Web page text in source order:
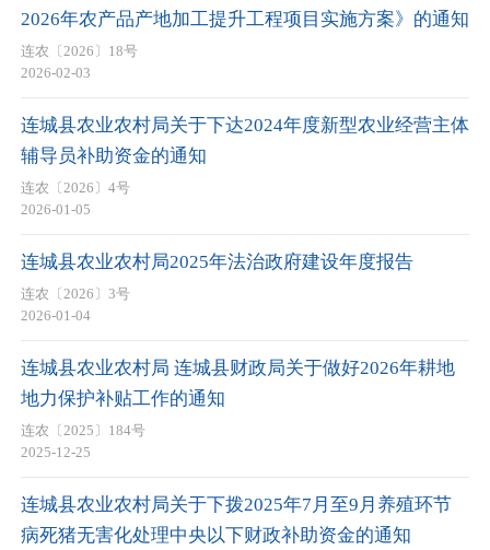
2026年农产品产地加工提升工程项目实施方案》的通知
连农〔2026〕18号
2026-02-03
连城县农业农村局关于下达2024年度新型农业经营主体
辅导员补助资金的通知
连农〔2026〕4号
2026-01-05
连城县农业农村局2025年法治政府建设年度报告
连农〔2026〕3号
2026-01-04
连城县农业农村局 连城县财政局关于做好2026年耕地
地力保护补贴工作的通知
连农〔2025〕184号
2025-12-25
连城县农业农村局关于下拨2025年7月至9月养殖环节
病死猪无害化处理中央以下财政补助资金的通知